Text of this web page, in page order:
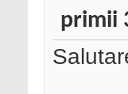
primii